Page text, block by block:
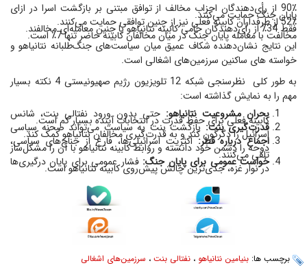
90٪ از رأی‌دهندگان احزاب مخالف از توافق مبتنی بر بازگشت اسرا در ازای
پایان جنگ حمایت می‌کنند.
52٪ از طرفداران کابینه فعلی نیز از چنین توافقی حمایت می‌کنند.
فقط 34٪ از رأی‌دهندگان حامی کابینه نتانیاهو با چنین معامله‌ای مخالفند.
مخالفت با معامله پایان جنگ در میان مخالفان کابینه حاضر تنها 7٪ است.
این نتایج نشان‌دهنده شکاف عمیق میان سیاست‌های جنگ‌طلبانه نتانیاهو و
خواسته های ساکنین سرزمین‌های اشغالی است.
به طور کلی نظرسنجی شبکه 12 تلویزیون رژیم صهیونیستی 4 نکته بسیار
مهم را به نمایش گذاشته است:
بحران مشروعیت نتانیاهو: حتی بدون ورود نفتالی بنت، شانس
کابینه فعلی برای حفظ قدرت در انتخابات آینده بسیار کم است.
قدرت‌گیری بنت:بازگشت بنت به سیاست می‌تواند صحنه سیاسی
اسرائیل را دگرگون کند و به قدرت‌گیری مخالفان نتانیاهو کمک کند.
اجماع درباره قطر:اکثریت اسرائیلی‌ها، فارغ از جناح‌های سیاسی،
دوحه را دشمن خود دانسته و روابط کابینه نتانیاهو با آن را مشکل‌ساز
تلقی می‌کنند.
خواست عمومی برای پایان جنگ: فشار عمومی برای پایان درگیری‌ها
در نوار غزه، جدی‌ترین چالش پیش‌روی کابینه نتانیاهو است.
برچسب ها: بنیامین نتانیاهو ، نفتالی بنت ، سرزمین‌های اشغالی